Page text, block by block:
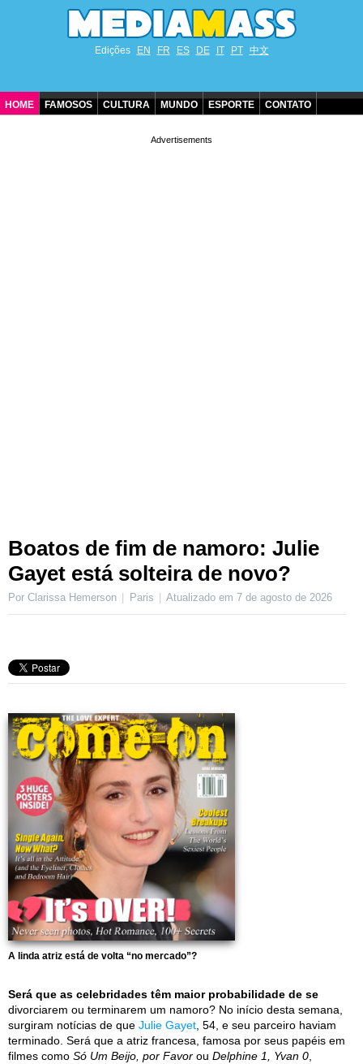
Edições EN FR ES DE IT PT 中文
HOME FAMOSOS CULTURA MUNDO ESPORTE CONTATO
Boatos de fim de namoro: Julie
Gayet está solteira de novo?
Por Clarissa Hemerson Paris Atualizado em 7 de agosto de 2026
A linda atriz está de volta “no mercado”?
Será que as celebridades têm maior probabilidade de se
divorciarem ou terminarem um namoro? No início desta semana,
surgiram notícias de que Julie Gayet , 54, e seu parceiro haviam
terminado. Será que a atriz francesa, famosa por seus papéis em
filmes como Só Um Beijo, por Favor ou Delphine 1, Yvan 0